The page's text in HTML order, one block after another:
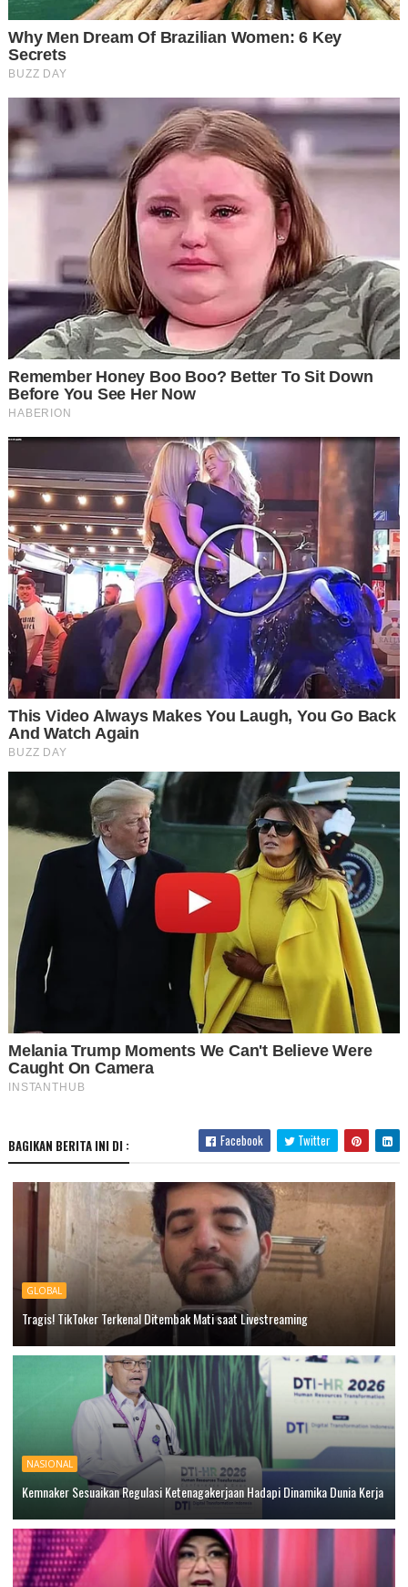
BAGIKAN BERITA INI DI : Facebook Twitter
GLOBAL
Tragis! TikToker Terkenal Ditembak Mati saat Livestreaming
NASIONAL
Kemnaker Sesuaikan Regulasi Ketenagakerjaan Hadapi Dinamika Dunia Kerja